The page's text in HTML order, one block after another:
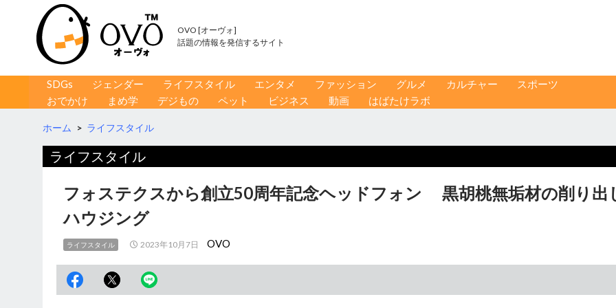
OVO [オーヴォ]
話題の情報を発信するサイト
コンテンツへ移動
SDGs ジェンダー ライフスタイル エンタメ ファッション グルメ カルチャー
スポーツ
おでかけ
まめ学 デジもの ペット ビジネス 動画 はばたけラボ
ホーム > ライフスタイル
ライフスタイル
フォステクスから創立50周年記念ヘッドフォン 黒胡桃無垢材の削り出
ハウジング
ライフスタイル 2023年10月7日 OVO